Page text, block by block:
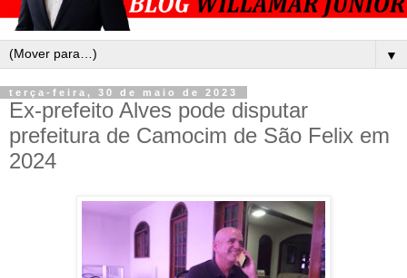
▼
terça-feira, 30 de maio de 2023
Ex-prefeito Alves pode disputar
prefeitura de Camocim de São Felix em
2024